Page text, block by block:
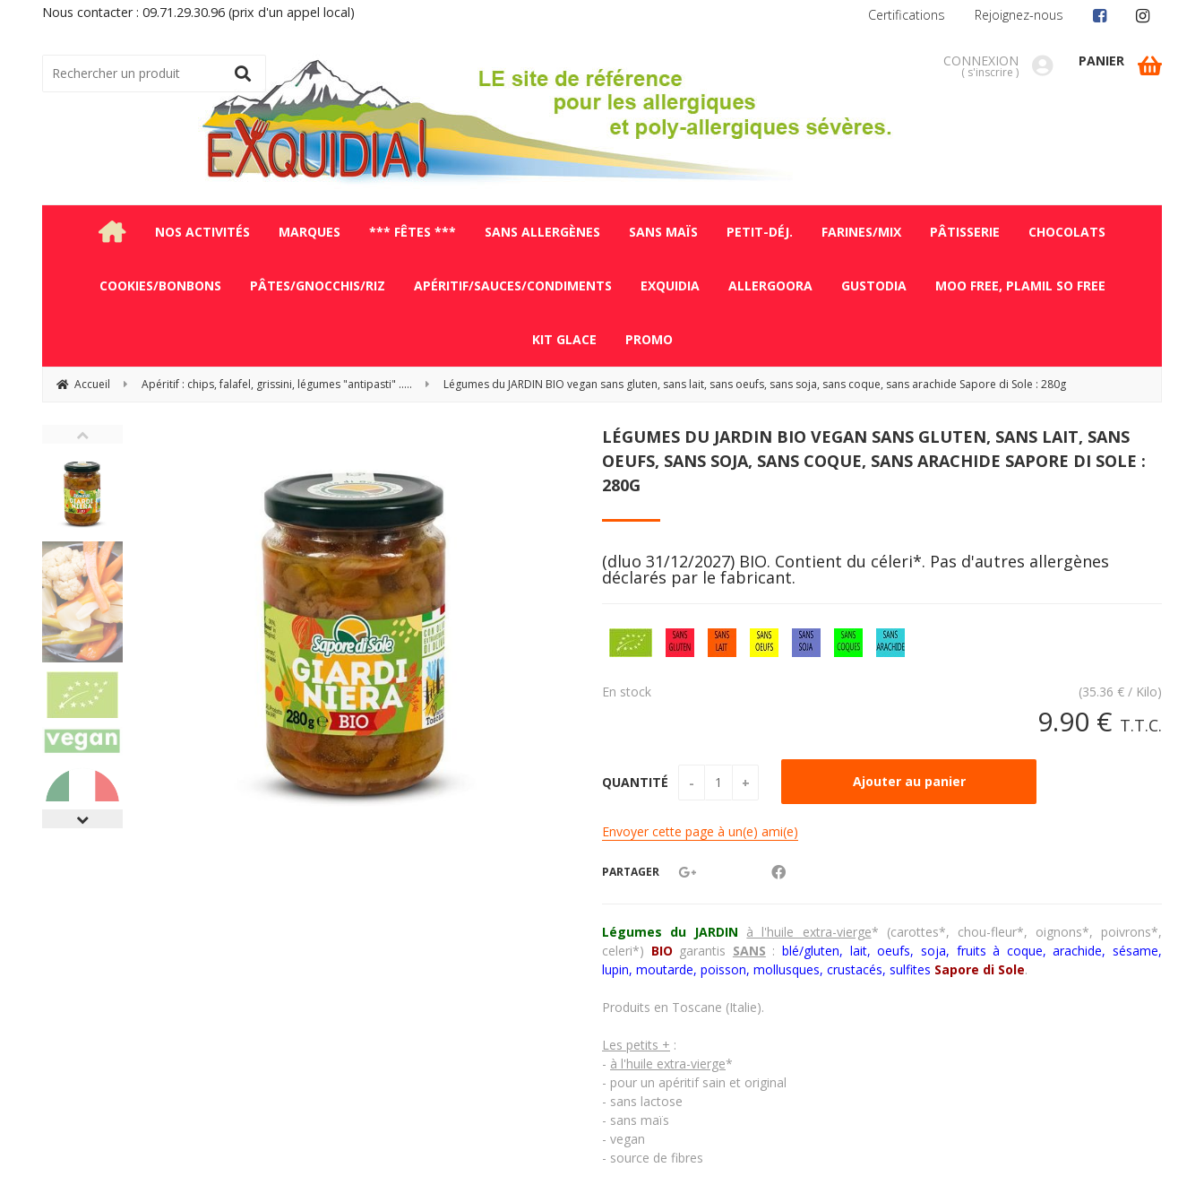
Nous contacter : 09.71.29.30.96 (prix d'un appel local)
CONNEXION
( s'inscrire )
PANIER
NOS ACTIVITÉS MARQUES *** FÊTES *** SANS ALLERGÈNES SANS MAÏS PETIT-DÉJ. FARINES/MIX PÂTISSERIE CHOCOLATS
COOKIES/BONBONS PÂTES/GNOCCHIS/RIZ APÉRITIF/SAUCES/CONDIMENTS EXQUIDIA ALLERGOORA GUSTODIA MOO FREE, PLAMIL SO FREE
KIT GLACE PROMO
Accueil Apéritif : chips, falafel, grissini, légumes "antipasti" ..... Légumes du JARDIN BIO vegan sans gluten, sans lait, sans oeufs, sans soja, sans coque, sans arachide Sapore di Sole : 280g
LÉGUMES DU JARDIN BIO VEGAN SANS GLUTEN, SANS LAIT, SANS
OEUFS, SANS SOJA, SANS COQUE, SANS ARACHIDE SAPORE DI SOLE :
280G
(dluo 31/12/2027) BIO. Contient du céleri*. Pas d'autres allergènes
déclarés par le fabricant.
(35.36 € / Kilo)
9.90 € T.T.C.
En stock
QUANTITÉ
Envoyer cette page à un(e) ami(e)
PARTAGER
Légumes du JARDIN à l'huile extra-vierge* (carottes*, chou-fleur*, oignons*, poivrons*,
celeri*) BIO garantis SANS : blé/gluten, lait, oeufs, soja, fruits à coque, arachide, sésame,
lupin, moutarde, poisson, mollusques, crustacés, sulfites Sapore di Sole.
Produits en Toscane (Italie).
Les petits + :
- à l'huile extra-vierge*
- pour un apéritif sain et original
- sans lactose
- sans maïs
- vegan
- source de fibres
Certifications Rejoignez-nous